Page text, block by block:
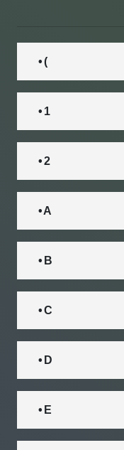
• (
• 1
• 2
• A
• B
• C
• D
• E